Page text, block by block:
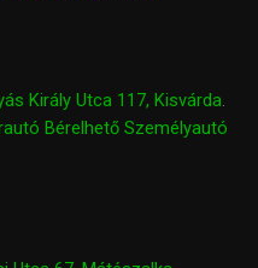
Király Utca 117, Kisvárda.
Bérelhető Személyautó